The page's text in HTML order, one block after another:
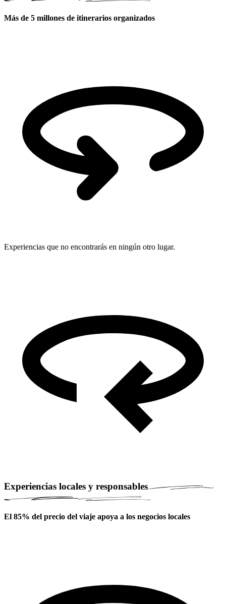
Más de 5 millones de itinerarios organizados
Experiencias que no encontrarás en ningún otro lugar.
Experiencias locales y responsables
El 85% del precio del viaje apoya a los negocios locales